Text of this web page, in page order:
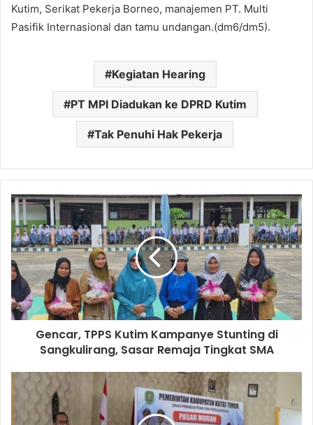
Kutim, Serikat Pekerja Borneo, manajemen PT. Multi
Pasifik Internasional dan tamu undangan.(dm6/dm5).
Kegiatan Hearing
PT MPI Diadukan ke DPRD Kutim
Tak Penuhi Hak Pekerja
Gencar, TPPS Kutim Kampanye Stunting di
Sangkulirang, Sasar Remaja Tingkat SMA